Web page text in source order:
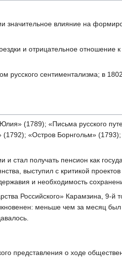
значительное влияние на
и отрицательное отношение
русского сентиментализма; в
(1789); «Письма русского
(1792); «Остров Борнгольм»
стал получать пенсион как
выступил с критикой
и необходимость
Российского» Карамзина, 9-
меньше чем за месяц был
представления о ходе